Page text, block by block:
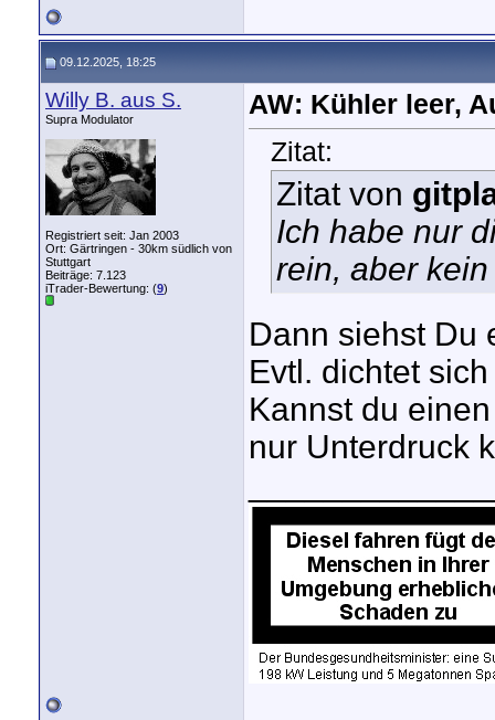
09.12.2025, 18:25
Willy B. aus S.
Supra Modulator
Registriert seit: Jan 2003
Ort: Gärtringen - 30km südlich von
Stuttgart
Beiträge: 7.123
iTrader-Bewertung: (9)
AW: Kühler leer,
Zitat:
Zitat von
Ich habe nur
rein, aber
Dann siehst Du
Evtl. dichtet
Kannst du
nur Unterdruck